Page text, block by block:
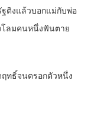
ฐติงแล้วบอกแม่กับพ่อ
โลมคนหนึ่งฟันตาย
ทธิ์จนตรอกตัวหนึ่ง